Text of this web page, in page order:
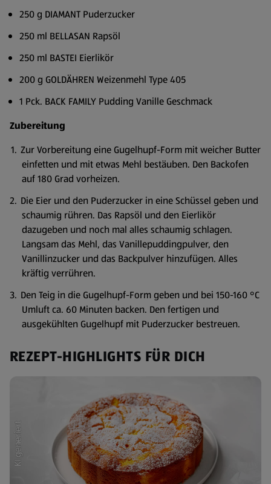
250 g DIAMANT Puderzucker
250 ml BELLASAN Rapsöl
250 ml BASTEI Eierlikör
200 g GOLDÄHREN Weizenmehl Type 405
1 Pck. BACK FAMILY Pudding Vanille Geschmack
Zubereitung
Zur Vorbereitung eine Gugelhupf-Form mit weicher Butter
einfetten und mit etwas Mehl bestäuben. Den Backofen
auf 180 Grad vorheizen.
Die Eier und den Puderzucker in eine Schüssel geben und
schaumig rühren. Das Rapsöl und den Eierlikör
dazugeben und noch mal alles schaumig schlagen.
Langsam das Mehl, das Vanillepuddingpulver, den
Vanillinzucker und das Backpulver hinzufügen. Alles
kräftig verrühren.
Den Teig in die Gugelhupf-Form geben und bei 150-160 °C
Umluft ca. 60 Minuten backen. Den fertigen und
ausgekühlten Gugelhupf mit Puderzucker bestreuen.
REZEPT-HIGHLIGHTS FÜR DICH